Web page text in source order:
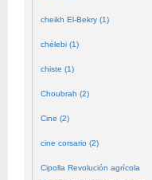
cheikh El-Bekry (1)
chélebi (1)
chiste (1)
Choubrah (2)
Cine (2)
cine corsario (2)
Cipolla Revolución agrícola